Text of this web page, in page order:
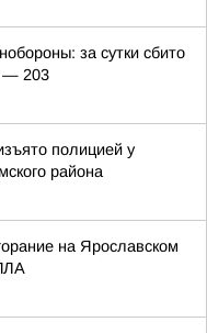
за сутки сбито
— 203
полицией у
района
на Ярославском